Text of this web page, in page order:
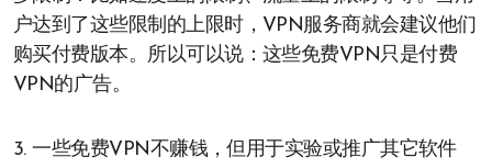
户达到了这些限制的上限时，VPN服务商就会建议他们
购买付费版本。所以可以说：这些免费VPN只是付费
VPN的广告。
3. 一些免费VPN不赚钱，但用于实验或推广其它软件